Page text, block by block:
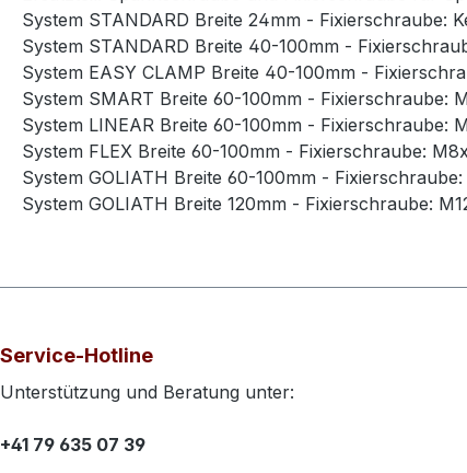
System STANDARD Breite 24mm - Fixierschraube:
System STANDARD Breite 40-100mm -
System EASY CLAMP Breite 40-100mm -
System SMART Breite 60-100mm - Fixierschraube:
System LINEAR Breite 60-100mm - Fixierschraube:
System FLEX Breite 60-100mm - Fixierschraube:
System GOLIATH Breite 60-100mm -
System GOLIATH Breite 120mm - Fixierschraube:
Service-Hotline
Unterstützung und Beratung unter:
+41 79 635 07 39